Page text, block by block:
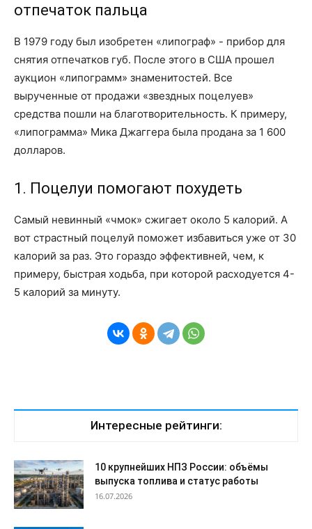
отпечаток пальца
В 1979 году был изобретен «липограф» - прибор для
снятия отпечатков губ. После этого в США прошел
аукцион «липограмм» знаменитостей. Все
вырученные от продажи «звездных поцелуев»
средства пошли на благотворительность. К примеру,
«липограмма» Мика Джаггера была продана за 1 600
долларов.
1. Поцелуи помогают похудеть
Самый невинный «чмок» сжигает около 5 калорий. А
вот страстный поцелуй поможет избавиться уже от 30
калорий за раз. Это гораздо эффективней, чем, к
примеру, быстрая ходьба, при которой расходуется 4-
5 калорий за минуту.
Интересные рейтинги:
10 крупнейших НПЗ России: объёмы
выпуска топлива и статус работы
16.07.2026